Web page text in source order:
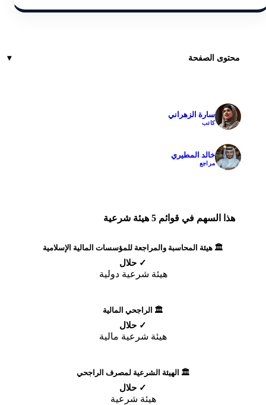
محتوى الصفحة
سارة الزهراني
كاتب
خالد المطيري
مراجع
هذا السهم في قوائم 5 هيئة شرعية
🏛️ هيئة المحاسبة والمراجعة للمؤسسات المالية الإسلامية
✓ حلال
هيئة شرعية دولية
🏛️ الراجحي المالية
✓ حلال
هيئة شرعية مالية
🏛️ الهيئة الشرعية لمصرف الراجحي
✓ حلال
هيئة شرعية